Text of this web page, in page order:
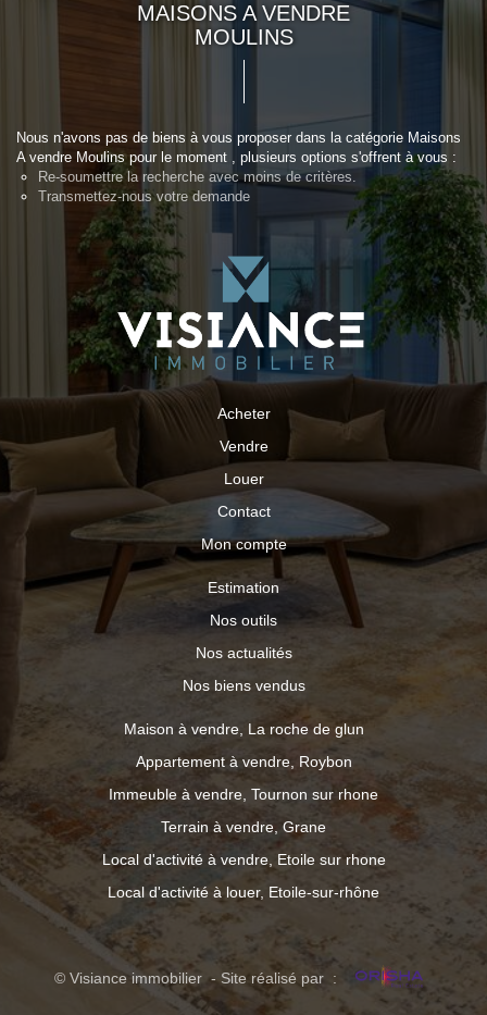
MAISONS A VENDRE
MOULINS
Nous n'avons pas de biens à vous proposer dans la catégorie Maisons
A vendre Moulins pour le moment , plusieurs options s'offrent à vous :
Re-soumettre la recherche avec moins de critères.
Transmettez-nous votre demande
Acheter
Vendre
Louer
Contact
Mon compte
Estimation
Nos outils
Nos actualités
Nos biens vendus
Maison à vendre, La roche de glun
Appartement à vendre, Roybon
Immeuble à vendre, Tournon sur rhone
Terrain à vendre, Grane
Local d'activité à vendre, Etoile sur rhone
Local d'activité à louer, Etoile-sur-rhône
© Visiance immobilier - Site réalisé par :